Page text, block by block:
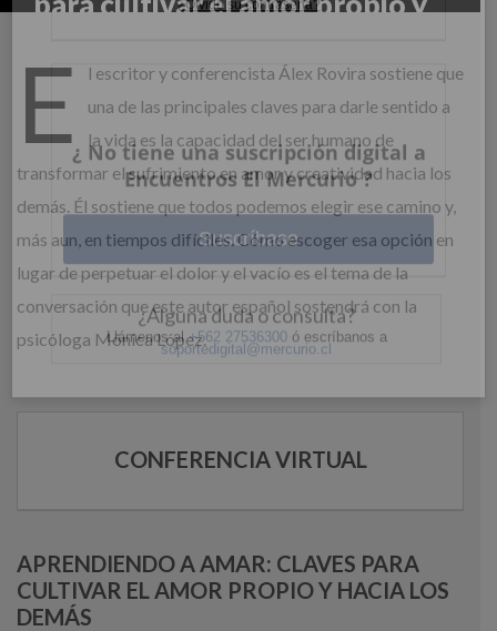
E
l escritor y conferencista Álex Rovira sostiene que
una de las principales claves para darle sentido a
la vida es la capacidad del ser humano de
transformar el sufrimiento en amor y creatividad hacia los
demás. Él sostiene que todos podemos elegir ese camino y,
más aun, en tiempos difíciles. Cómo escoger esa opción en
lugar de perpetuar el dolor y el vacío es el tema de la
conversación que este autor español sostendrá con la
psicóloga Mónica López.
CONFERENCIA VIRTUAL
APRENDIENDO A AMAR: CLAVES PARA
CULTIVAR EL AMOR PROPIO Y HACIA LOS
DEMÁS
Ingrese acá
¿Olvidó su contraseña?
¿ No tiene una suscripción digital a
Suscríbase
soportedigital@mercurio.cl